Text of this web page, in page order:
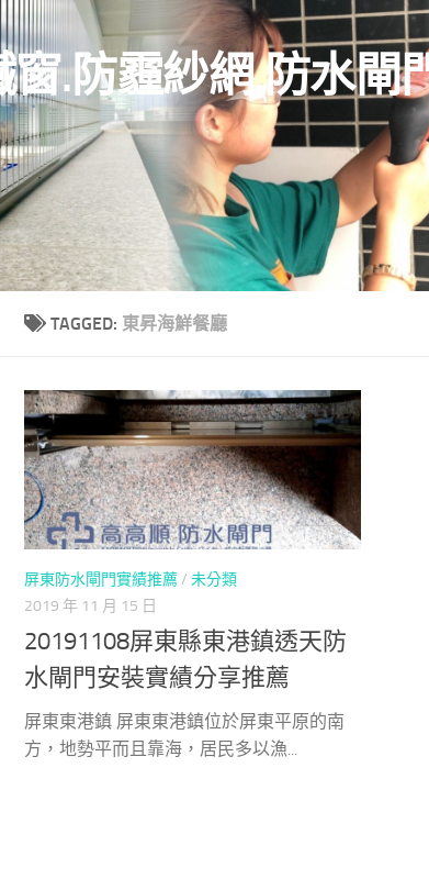
.防霾紗網.防水閘
TAGGED: 東昇海鮮餐廳
屏東防水閘門實績推薦/ 未分類
2019 年 11 月 15 日
20191108屏東縣東港鎮透天防
水閘門安裝實績分享推薦
屏東東港鎮 屏東東港鎮位於屏東平原的南
方，地勢平而且靠海，居民多以漁...